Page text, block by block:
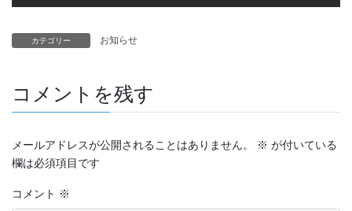
カテゴリー お知らせ
コメントを残す
メールアドレスが公開されることはありません。 ※ が付いている
欄は必須項目です
コメント ※